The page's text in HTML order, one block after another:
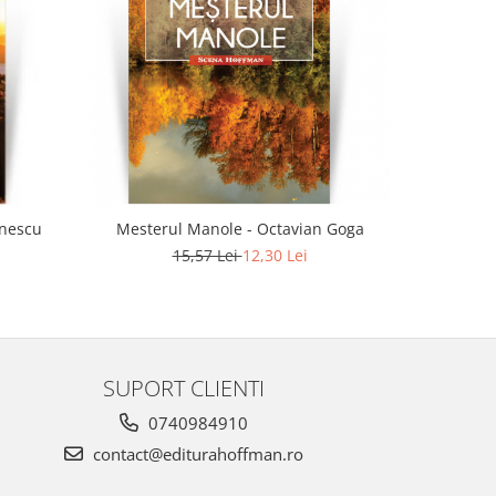
Mesterul Manole - Octavian Goga
15,57 Lei12,30 Lei
SUPORT CLIENTI
0740984910
contact@editurahoffman.ro